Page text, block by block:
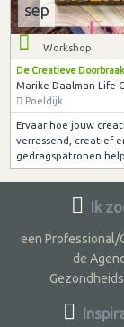
sep
Workshop
De Creatieve Doorbraak
Marike Daalman Life
Poeldijk
Ervaar hoe jouw
verrassend, creatief
gedragspatronen
Ik
een Professional/
de